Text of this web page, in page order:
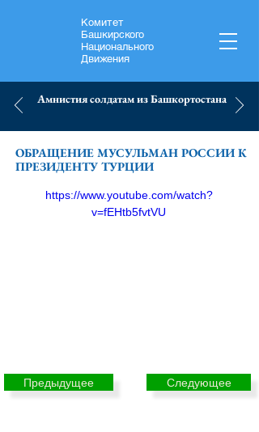
Комитет
Башкирского
Национального
Движения
Амнистия солдатам из Башкортостана
ОБРАЩЕНИЕ МУСУЛЬМАН РОССИИ К
ПРЕЗИДЕНТУ ТУРЦИИ
https://www.youtube.com/watch?
v=fEHtb5fvtVU
Предыдущее Следующее